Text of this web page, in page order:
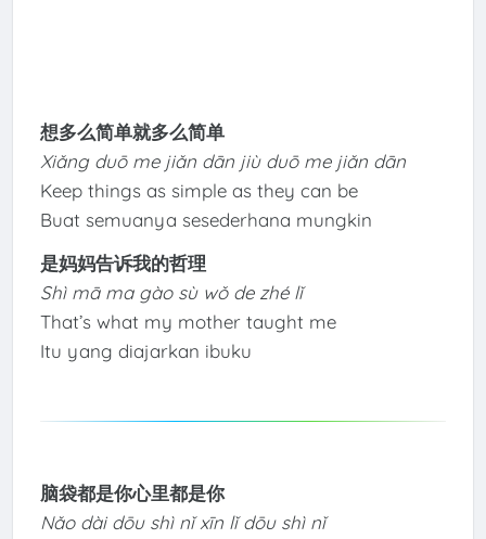
想多么简单就多么简单
Xiǎng duō me jiǎn dān jiù duō me jiǎn dān
Keep things as simple as they can be
Buat semuanya sesederhana mungkin
是妈妈告诉我的哲理
Shì mā ma gào sù wǒ de zhé lǐ
That’s what my mother taught me
Itu yang diajarkan ibuku
脑袋都是你心里都是你
Nǎo dài dōu shì nǐ xīn lǐ dōu shì nǐ